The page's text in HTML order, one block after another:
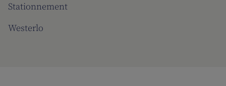
Stationnement
Westerlo